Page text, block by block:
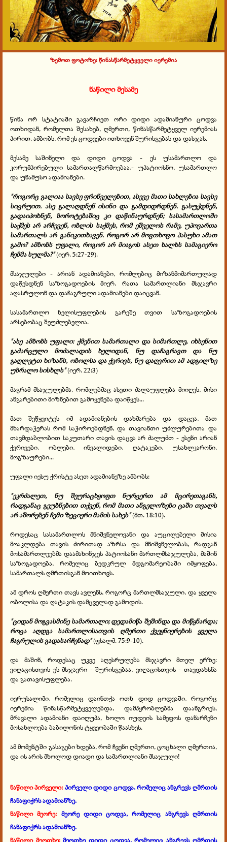
ზემოთ ფოტოზე: წინასწარმეტყველი იერემია
ნაწილი მესამე
წინა ორ სტატიაში გავარჩიეთ ორი დიდი ადამიანური ცოდვა
ოთხიდან, რომელთა შესახებ, ღმერთი, წინასწარმეტყველ იერემიას
პირით, ამბობს, რომ ეს ცოდვები ითხოვენ შურისგებას და დასჯას.
მესამე საშინელი და დიდი ცოდვა - ეს უსამართლო და
კორუმპირებული სამართალწარმოებაა,- უპატიოსნო, უსამართლო
და უნამუსო ადამიანები.
"როგორც გალიაა სავსე ფრინველებით, ასევე მათი სახლებია სავსე
სიცრუით. ასე გალაღდნენ ისინი და გამდიდრდნენ. გასუქდნენ,
გადაიპოხნენ, ბოროტებაშიც კი დაწინაურდნენ; სასამართლოში
საქმეს არ არჩევენ, ობლის საქმეს, რომ ეშველოს რამე, უპოვართა
სამართალს არ განიკითხავენ. როგორ არ მოვთხოვო პასუხი ამათ
გამო? ამბობს უფალი, როგორ არ მიაგოს ასეთ ხალხს სამაგიერო
ჩემმა სულმა?"(იერ. 5:27-29).
მსაჯულები - არიან ადამიანები, რომლებიც მიზანმიმართულად
დაწესდნენ საზოგადოების მიერ, რათა სამართლიანი მსჯავრი
აღასრულონ და დაჩაგრული ადამიანები დაიცვან.
სასამართლო ხელისუფლების გარეშე თვით საზოგადოების
არსებობაც შეუძლებელია.
"ასე ამბობს უფალი: ქმენით სამართალი და სიმართლე, იხსენით
გაძარცული მოძალადის ხელიდან, ნუ დაჩაგრავთ და ნუ
გაღლეტთ ხიზანს, ობოლსა და ქვრივს, ნუ დაღვრით ამ ადგილზე
უბრალო სისხლს"(იერ. 22:3)
მაგრამ მსაჯულებმა, რომლებმაც ასეთი ძალაუფლება მიიღეს, მისი
ანგარებითი მიზნებით გამოყენება დაიწყეს...
მათ შეწყვიტეს იმ ადამიანების დახმარება და დაცვა, მათ
მხარდაჭერას რომ საჭიროებდნენ, და თავიანთი უძლურებითა და
თავმდაბლობით საკუთარი თავის დაცვა არ ძალუძთ - ესენი არიან
ქვრივები, ობლები, ინვალიდები, ღატაკები, უსახლკარონი,
მოგზაურები...
უფალი იესუ ქრისტე ასეთ ადამიანეზე ამბობს:
"ეკრძალეთ, ნუ შეურაცხყოფთ ნურცერთ ამ მცირეთაგანს,
რადგანაც გეუბნებით თქვენ, რომ მათი ანგელოზები ცაში თვალს
არ აშორებენ ჩემი ზეციერი მამის სახეს"(მთ. 18:10).
როდესაც სასამართლოს მნიშვნელოვანი და აუცილებელი მისია
მოაკლდება თავის ძირითად აზრსა და მნიშვნელობას, რადგან
მოსამართლეებმა დაამახინჯეს პატიოსანი მართლმსაჯულება, მაშინ
საზოგადოება, რომელიც ბედკრულ მდგომარეობაში იმყოფება,
სამართალს ღმრთისგან მოითხოვს.
ამ დროს ღმერთი თავს ავლენს, როგორც მართლმსაჯული, და ყველა
ობოლისა და ღატაკის დამცველად გამოდის.
"ციდან მოგვასმინე სამართალი; დედამიწა შეშინდა და მიწყნარდა;
როცა აღდგა სამართლისათვის ღმერთი ქვეყნიერების ყველა
ჩაგრულის გადასარჩენად"(ფსალმ. 75:9-10).
და მაშინ, როდესაც უკვე აღესრულება მსჯავრი მთელ ერზე:
ვიღაცისთვის ეს მსჯავრი - შურისგებაა, ვიღაცისთვის - თავდახსნა
და გათავისუფლება.
იერუსალიმი, რომელიც დაინთქა ოთხ დიდ ცოდვაში, როგორც
იერემია წინასწარმეტყველებდა, დამპყრობლებმა დაანგრიეს,
მრავალი ადამიანი დაიღუპა, ხოლო იუდეის სამეფოს დანარჩენი
მოსახლოება ბაბილონის ტყვეობაში წაასხეს.
ამ მომენტში გასაგები ხდება, რომ ჩვენი ღმერთი, ცოცხალი ღმერთია,
და ის არის მხოლოდ დიადი და სამართლიანი მსაჯული!
ნაწილი პირველი: პირველიდიდი ცოდვა, რომელიც ანგრევს ღმრთის
ჩანაფიქრს ადამიანზე.
ნაწილი მეორე: მეორე დიდი ცოდვა, რომელიც ანგრევს ღმრთის
ჩანაფიქრს ადამიანზე.
ნაწილი მეოთხე: მეოთხედიდი ცოდვა, რომელიც ანგრევს ღმრთის